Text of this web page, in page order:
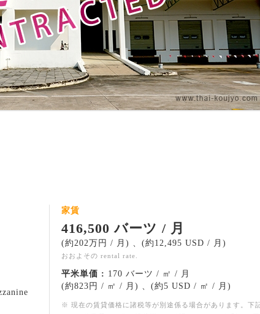
家賃
416,500 バーツ / 月
(約202万円 / 月) 、(約12,495 USD / 月)
おおよその rental rate.
平米単価 : 170 バーツ / ㎡ / 月
(約823円 / ㎡ / 月) 、(約5 USD / ㎡ / 月)
※ 現在の賃貸価格に諸税等が別途係る場合があります。下